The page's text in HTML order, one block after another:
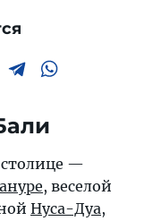
—
, веселой
Нуса-Дуа,